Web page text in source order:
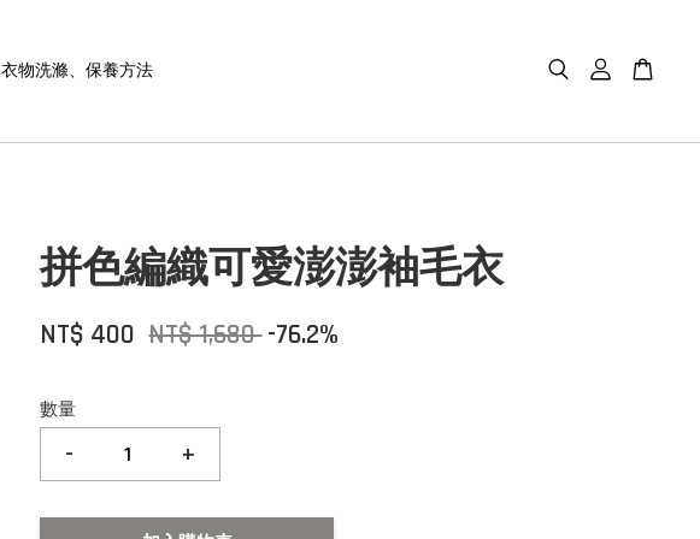
衣物洗滌、保養方法
拼色編織可愛澎澎袖毛衣
NT$ 400 NT$ 1,680-76.2%
數量
- +